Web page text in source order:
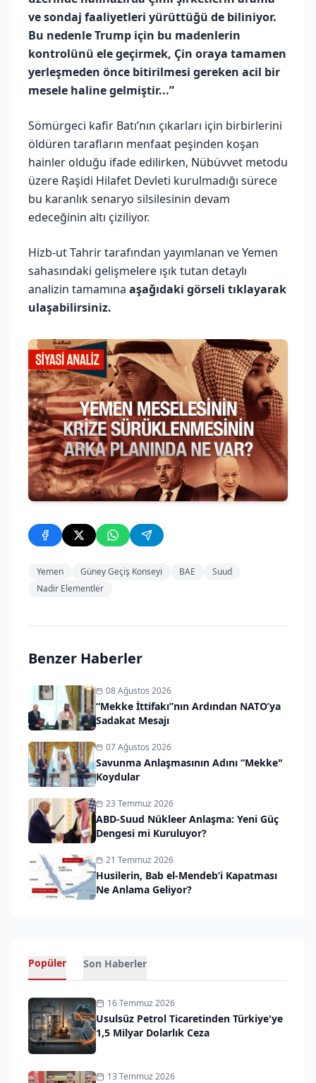
ve sondaj faaliyetleri yürüttüğü de biliniyor.
Bu nedenle Trump için bu madenlerin
kontrolünü ele geçirmek, Çin oraya tamamen
yerleşmeden önce bitirilmesi gereken acil bir
mesele haline gelmiştir...”
Sömürgeci kafir Batı’nın çıkarları için birbirlerini
öldüren tarafların menfaat peşinden koşan
hainler olduğu ifade edilirken, Nübüvvet metodu
üzere Raşidi Hilafet Devleti kurulmadığı sürece
bu karanlık senaryo silsilesinin devam
edeceğinin altı çiziliyor.
Hizb-ut Tahrir tarafından yayımlanan ve Yemen
sahasındaki gelişmelere ışık tutan detaylı
analizin tamamına aşağıdaki görseli tıklayarak
ulaşabilirsiniz.
Yemen Güney Geçiş Konseyi BAE
Suud
Nadir Elementler
Benzer Haberler
08 Ağustos 2026
“Mekke İttifakı”nın Ardından NATO’ya
Sadakat Mesajı
07 Ağustos 2026
Savunma Anlaşmasının Adını “Mekke"
Koydular
23 Temmuz 2026
ABD-Suud Nükleer Anlaşma: Yeni Güç
Dengesi mi Kuruluyor?
21 Temmuz 2026
Husilerin, Bab el-Mendeb’i Kapatması
Ne Anlama Geliyor?
Popüler Son Haberler
16 Temmuz 2026
Usulsüz Petrol Ticaretinden Türkiye'ye
1,5 Milyar Dolarlık Ceza
13 Temmuz 2026